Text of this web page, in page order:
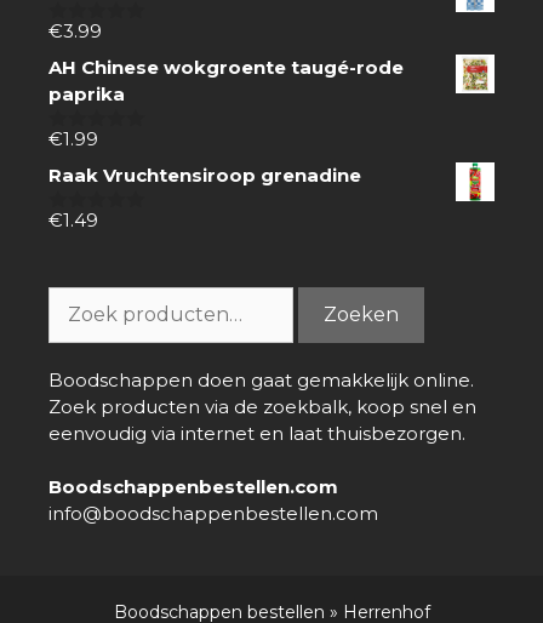
0
5
€3.99
AH Chinese wokgroente taugé-rode
paprika
0
5
€1.99
Raak Vruchtensiroop grenadine
0
€1.49
naar:
Zoeken
Boodschappen doen gaat gemakkelijk online.
Zoek producten via de zoekbalk, koop snel en
eenvoudig via internet en laat thuisbezorgen.
Boodschappenbestellen.com
info@boodschappenbestellen.com
Boodschappen bestellen » Herrenhof